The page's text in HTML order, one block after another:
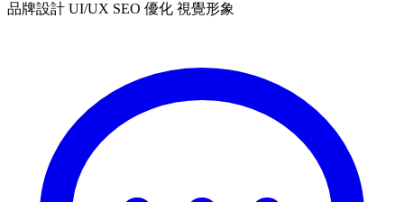
品牌設計 UI/UX SEO 優化 視覺形象